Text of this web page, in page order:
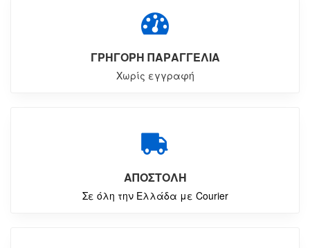
ΓΡΗΓΟΡΗ ΠΑΡΑΓΓΕΛΙΑ
Χωρίς εγγραφή
ΑΠΟΣΤΟΛΗ
Σε όλη την Ελλάδα με Courier